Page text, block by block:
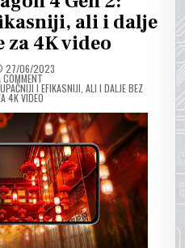
ali i dalje
za 4K video
27/06/2023
COMMENTON
I EFIKASNIJI, ALI I DALJE BEZ
4K VIDEO